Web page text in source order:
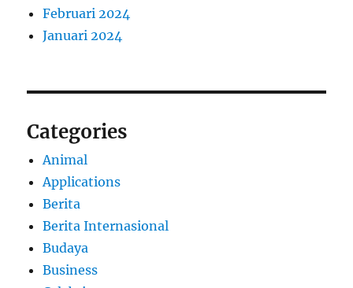
Februari 2024
Januari 2024
Categories
Animal
Applications
Berita
Berita Internasional
Budaya
Business